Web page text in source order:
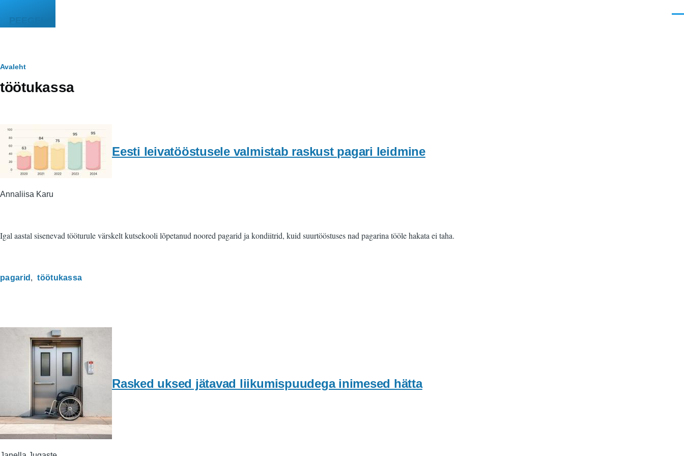
PEEGEL
Leivapuru
Avaleht
töötukassa
Eesti leivatööstusele valmistab raskust pagari leidmine
Annaliisa Karu
Igal aastal sisenevad tööturule värskelt kutsekooli lõpetanud noored pagarid ja kondiitrid, kuid suurtööstuses nad pagarina tööle hakata ei taha.
pagarid töötukassa
Rasked uksed jätavad liikumispuudega inimesed hätta